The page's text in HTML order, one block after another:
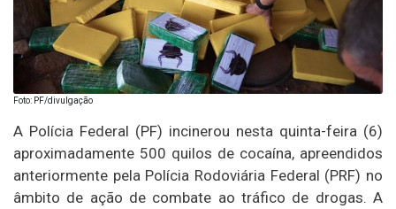
Foto: PF/divulgação
A Polícia Federal (PF) incinerou nesta quinta-feira (6)
aproximadamente 500 quilos de cocaína, apreendidos
anteriormente pela Polícia Rodoviária Federal (PRF) no
âmbito de ação de combate ao tráfico de drogas. A